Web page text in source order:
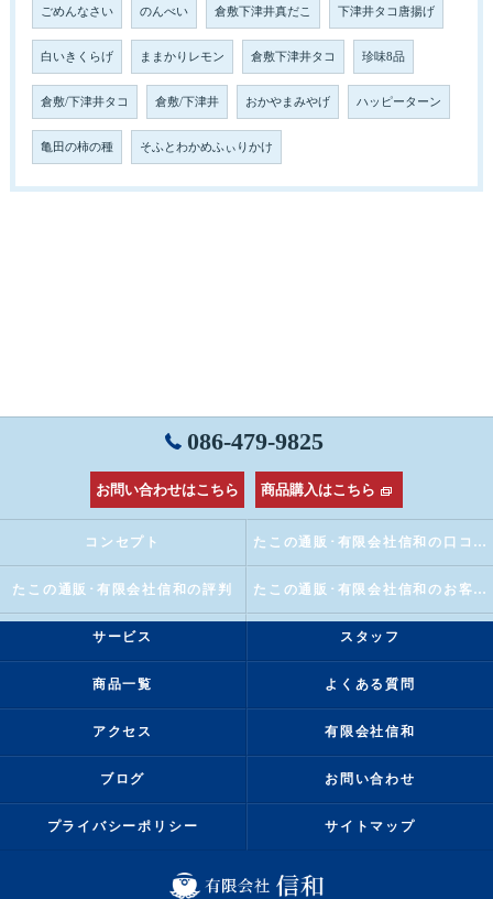
ごめんなさい のんべい 倉敷下津井真だこ 下津井タコ唐揚げ
白いきくらげ ままかりレモン 倉敷下津井タコ 珍味8品
倉敷/下津井タコ 倉敷/下津井 おかやまみやげ ハッピーターン
亀田の柿の種 そふとわかめふぃりかけ
086-479-9825
お問い合わせはこちら 商品購入はこちら
コンセプト たこの通販･有限会社信和の口コミ情報
たこの通販･有限会社信和の評判 たこの通販･有限会社信和のお客様の声
サービス スタッフ
商品一覧 よくある質問
アクセス 有限会社信和
ブログ お問い合わせ
プライバシーポリシー サイトマップ